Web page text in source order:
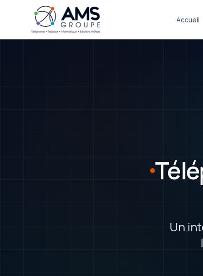
Accueil
Un